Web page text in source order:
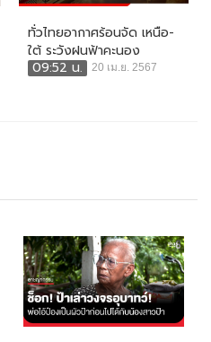
ทั่วไทยอากาศร้อนจัด เหนือ-
ใต้ ระวังฝนฟ้าคะนอง
09:52 น.
20 เม.ย. 2567